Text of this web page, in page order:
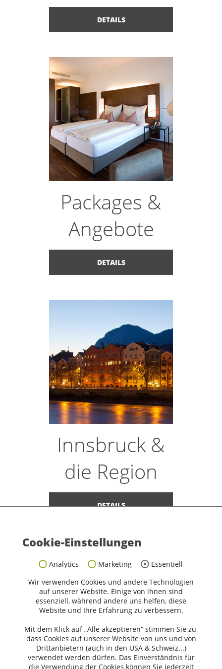
DETAILS
Packages &
Angebote
DETAILS
Innsbruck &
die Region
DETAILS
Penz Hotel West
****
Sporthotel Penz
GmbH
Fürstenweg 183
office@penz-west.at
+43 512 22 514
Cookie-Einstellungen
Analytics Marketing
Essentiell
Wir verwenden Cookies und andere Technologien
auf unserer Website. Einige von ihnen sind
essenziell, während andere uns helfen, diese
Website und Ihre Erfahrung zu verbessern.
Mit dem Klick auf „Alle akzeptieren“ stimmen Sie zu,
dass Cookies auf unserer Website von uns und von
Drittanbietern (auch in den USA & Schweiz...)
verwendet werden dürfen. Das Einverständnis für
die Verwendung der Cookies können Sie jederzeit